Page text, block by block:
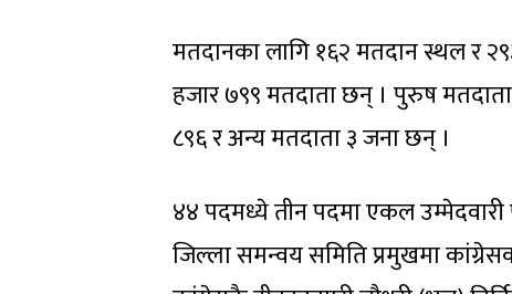
मतदानका लागि १६२ मतदान स्थल र
हजार ७९९ मतदाता छन् । पुरुष
८९६ र अन्य मतदाता ३ जना छन् ।
४४ पदमध्ये तीन पदमा एकल
जिल्ला समन्वय समिति प्रमुखमा